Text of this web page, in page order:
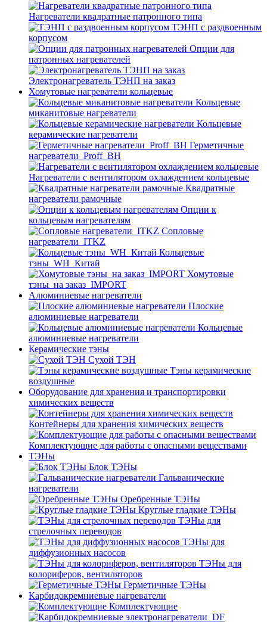
Нагреватели квадратные патронного типа
ТЭНП с раздвоенным
корпусом
Опции для
патронных нагревателей
Электронагреватель ТЭНП на заказ
Хомутовые нагреватели кольцевые
Кольцевые
миканитовые нагреватели
Кольцевые
керамические нагреватели
Герметичные
нагреватели_Proff_BH
Нагреватели с вентилятором охлаждением кольцевые
Квадратные
нагреватели рамочные
Опции к
кольцевым нагревателям
Cопловые
нагреватели_ITKZ
Кольцевые
тэны_WH_Китай
Хомутовые
тэны_на заказ_IMPORT
Алюминиевые нагреватели
Плоские
алюминиевые нагреватели
Кольцевые
алюминиевые нагреватели
Керамические тэны
Сухой ТЭН
Тэны керамические
воздушные
Оборудование для хранения и транспортировки
химических веществ
Контейнеры для хранения химических веществ
Комплектующие для работы с опасными веществами
ТЭНы
Блок ТЭНы
Гальванические
нагреватели
Оребренные ТЭНы
Круглые гладкие ТЭНы
ТЭНы для
стрелочных переводов
ТЭНы для
диффузионных насосов
ТЭНы для
колориферов, вентиляторов
Герметичные ТЭНы
Карбидокремниевые нагреватели
Комплектующие